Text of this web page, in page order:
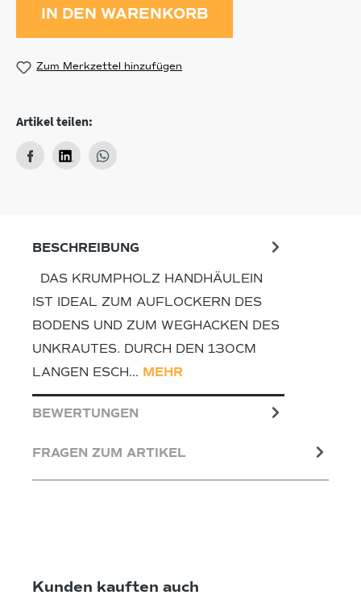
IN DEN WARENKORB
Zum Merkzettel hinzufügen
Artikel teilen:
BESCHREIBUNG
DAS KRUMPHOLZ HANDHÄULEIN
IST IDEAL ZUM AUFLOCKERN DES
BODENS UND ZUM WEGHACKEN DES
UNKRAUTES. DURCH DEN 130CM
LANGEN ESCH… MEHR
BEWERTUNGEN
FRAGEN ZUM ARTIKEL
Produktgalerie überspringen
Kunden kauften auch